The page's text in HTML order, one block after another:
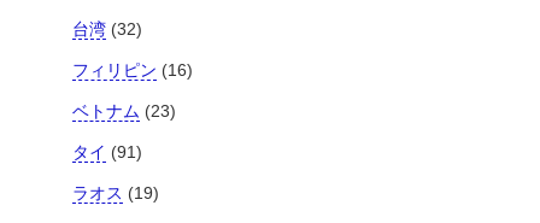
台湾(32)
フィリピン (16)
ベトナム (23)
タイ (91)
ラオス (19)